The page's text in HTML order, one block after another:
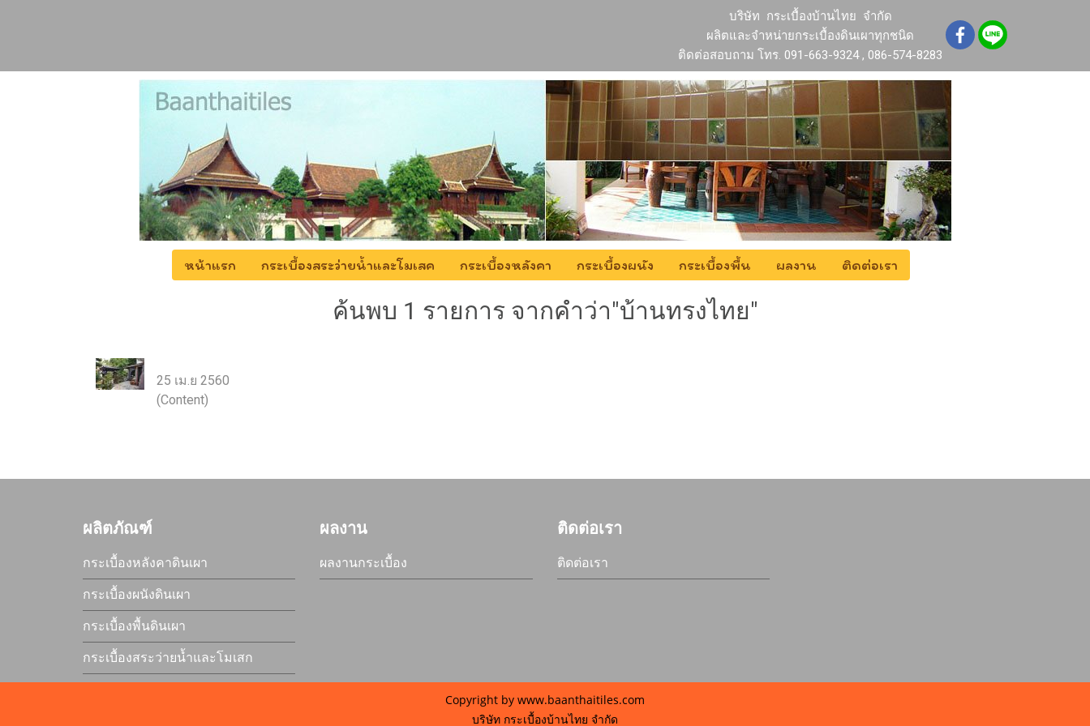
บริษัท กระเบื้องบ้านไทย จำกัด
ผลิตและจำหน่ายกระเบื้องดินเผาทุกชนิด
ติดต่อสอบถาม โทร. 091-663-9324 , 086-574-8283
หน้าแรก กระเบื้องสระว่ายน้ำและโมเสค กระเบื้องหลังคา กระเบื้องผนัง กระเบื้องพื้น ผลงาน ติดต่อเรา
ค้นพบ 1 รายการ จากคำว่า"บ้านทรงไทย"
25 เม.ย 2560
(Content)
ผลิตภัณฑ์
กระเบื้องหลังคาดินเผา
กระเบื้องผนังดินเผา
กระเบื้องพื้นดินเผา
กระเบื้องสระว่ายน้ำและโมเสก
ผลงาน
ผลงานกระเบื้อง
ติดต่อเรา
ติดต่อเรา
Copyright by www.baanthaitiles.com
บริษัท กระเบื้องบ้านไทย จำกัด